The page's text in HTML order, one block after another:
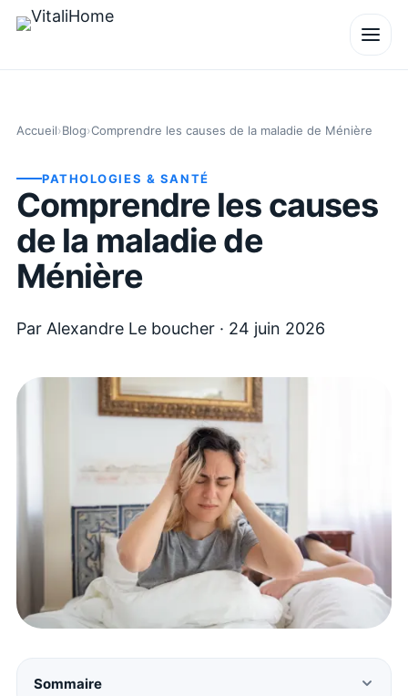
Accueil›Blog›Comprendre les causes de la maladie de Ménière
PATHOLOGIES & SANTÉ
Comprendre les causes
de la maladie de
Ménière
Par Alexandre Le boucher · 24 juin 2026
Sommaire